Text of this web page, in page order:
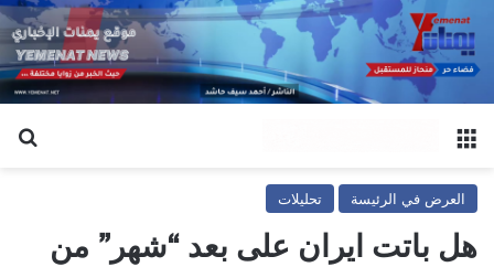
العرض في الرئيسة تحليلات
هل باتت ايران على بعد “شهر” من